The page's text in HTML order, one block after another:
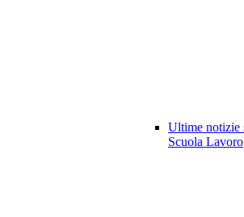
Ultime notizie
Scuola Lavoro